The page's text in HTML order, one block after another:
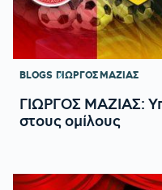
BLOGS ΓΙΩΡΓΟΣ ΜΑΖΙΑΣ
ΓΙΩΡΓΟΣ ΜΑΖΙΑΣ:
στους ομίλους